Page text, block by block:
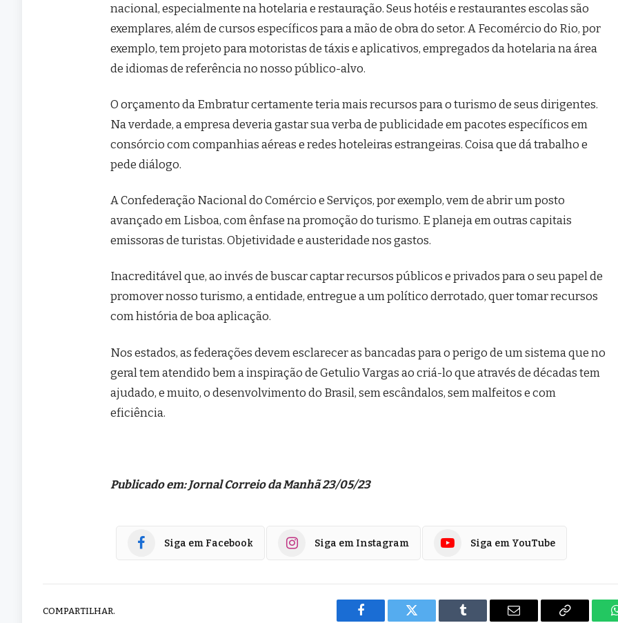
nacional, especialmente na hotelaria e restauração. Seus hotéis e restaurantes escolas são
exemplares, além de cursos específicos para a mão de obra do setor. A Fecomércio do Rio, por
exemplo, tem projeto para motoristas de táxis e aplicativos, empregados da hotelaria na área
de idiomas de referência no nosso público-alvo.
O orçamento da Embratur certamente teria mais recursos para o turismo de seus dirigentes.
Na verdade, a empresa deveria gastar sua verba de publicidade em pacotes específicos em
consórcio com companhias aéreas e redes hoteleiras estrangeiras. Coisa que dá trabalho e
pede diálogo.
A Confederação Nacional do Comércio e Serviços, por exemplo, vem de abrir um posto
avançado em Lisboa, com ênfase na promoção do turismo. E planeja em outras capitais
emissoras de turistas. Objetividade e austeridade nos gastos.
Inacreditável que, ao invés de buscar captar recursos públicos e privados para o seu papel de
promover nosso turismo, a entidade, entregue a um político derrotado, quer tomar recursos
com história de boa aplicação.
Nos estados, as federações devem esclarecer as bancadas para o perigo de um sistema que no
geral tem atendido bem a inspiração de Getulio Vargas ao criá-lo que através de décadas tem
ajudado, e muito, o desenvolvimento do Brasil, sem escândalos, sem malfeitos e com
eficiência.
Publicado em: Jornal Correio da Manhã 23/05/23
Siga em Facebook Siga em Instagram Siga em YouTube
COMPARTILHAR.